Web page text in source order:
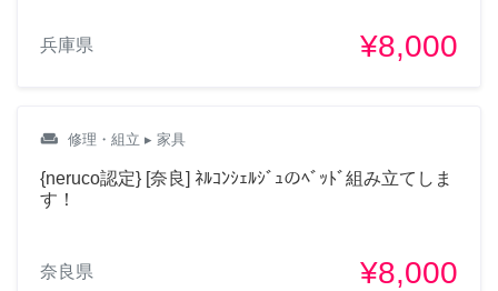
兵庫県 ¥8,000
weekend 修理・組立 ▸ 家具
{neruco認定} [奈良] ﾈﾙｺﾝｼｪﾙｼﾞｭのﾍﾞｯﾄﾞ組み立てしま
す！
奈良県 ¥8,000